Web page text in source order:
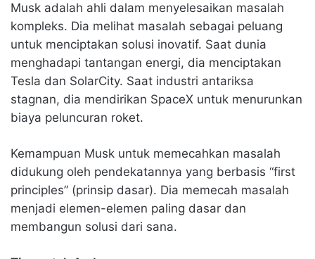
Musk adalah ahli dalam menyelesaikan masalah
kompleks. Dia melihat masalah sebagai peluang
untuk menciptakan solusi inovatif. Saat dunia
menghadapi tantangan energi, dia menciptakan
Tesla dan SolarCity. Saat industri antariksa
stagnan, dia mendirikan SpaceX untuk menurunkan
biaya peluncuran roket.
Kemampuan Musk untuk memecahkan masalah
didukung oleh pendekatannya yang berbasis “first
principles” (prinsip dasar). Dia memecah masalah
menjadi elemen-elemen paling dasar dan
membangun solusi dari sana.